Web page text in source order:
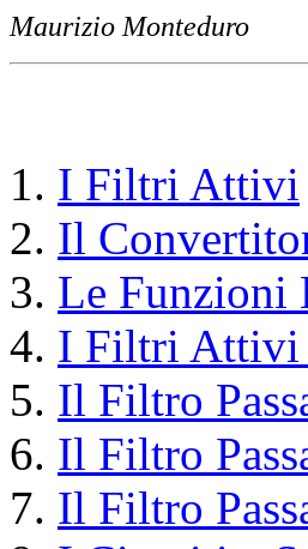
Maurizio Monteduro
I Filtri Attivi
Il
Le Funzioni
I Filtri Attivi
Il Filtro
Il Filtro
Il Filtro